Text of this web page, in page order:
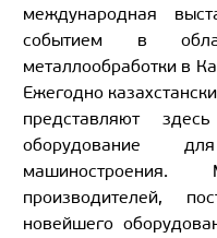
международная
событием в
металлообработки в
Ежегодно
представляют
оборудование
машиностроения.
производителей,
новейшего